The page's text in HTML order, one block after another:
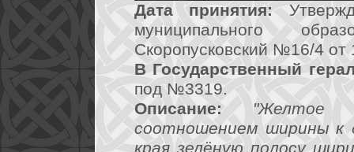
Дата принятия:
муниципального
Скоропусковский №16/4 от
В Государственный
под №3319.
Описание:
"Желтое
соотношением ширины к
края зелёную полосу